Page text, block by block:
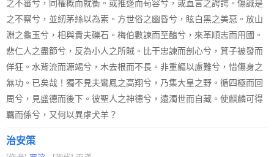
之不審兮，同權概而就衡。或推迻而苟容兮，或直言之諤謣。傷誠是
之不察兮，並紉茅絲以為索。方世俗之幽昏兮，眩白黑之美惡。放山
淵之龜玉兮，相與貴夫礫石。梅伯數諫而至醢兮，來革順志而用國。
悲仁人之盡節兮，反為小人之所賊。比干忠諫而剖心兮，箕子被發而
佯狂。水背流而源竭兮，木去根而不長。非重軀以慮難兮，惜傷身之
無功。已矣哉！獨不見夫鸞鳳之高翔兮，乃集大皇之野。循四極而回
周兮，見盛德而後下。彼聖人之神德兮，遠濁世而自藏。使麒麟可得
羈而係兮，又何以異虖犬羊？
治安策